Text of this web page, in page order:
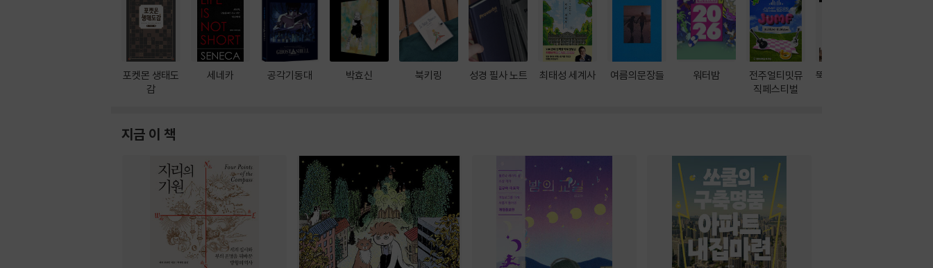
포켓몬 생태도
감
세네카 공각기동대 박효신 북키링 성경 필사 노트 최태성 세계사 여름의문장들 워터밤
전주얼티밋뮤
직페스티벌
뚝딱! AI 3대장
지금 이 책